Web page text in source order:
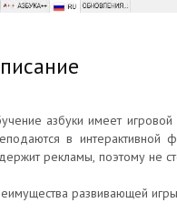
азбуки имеет
в интерактивной
рекламы, поэтому не
развивающей